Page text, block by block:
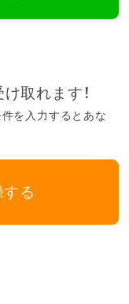
取れます！
件を入力するとあな
る